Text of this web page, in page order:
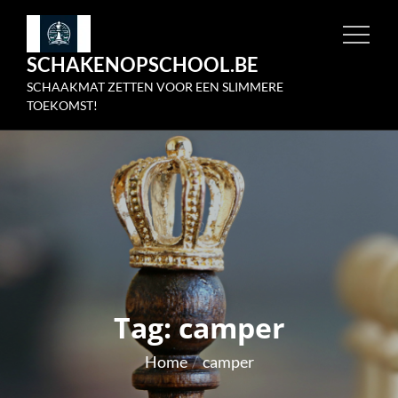
Skip
contentSCHAKENOPSCHOOL.BE
SCHAAKMAT ZETTEN VOOR EEN SLIMMERE
TOEKOMST!
Tag:camper
Home camper